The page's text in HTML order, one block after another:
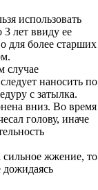
использовать
3 лет ввиду ее
для более старших
случае
наносить по
с затылка.
вниз. Во время
голову, иначе
сильное жжение, то
дожидаясь